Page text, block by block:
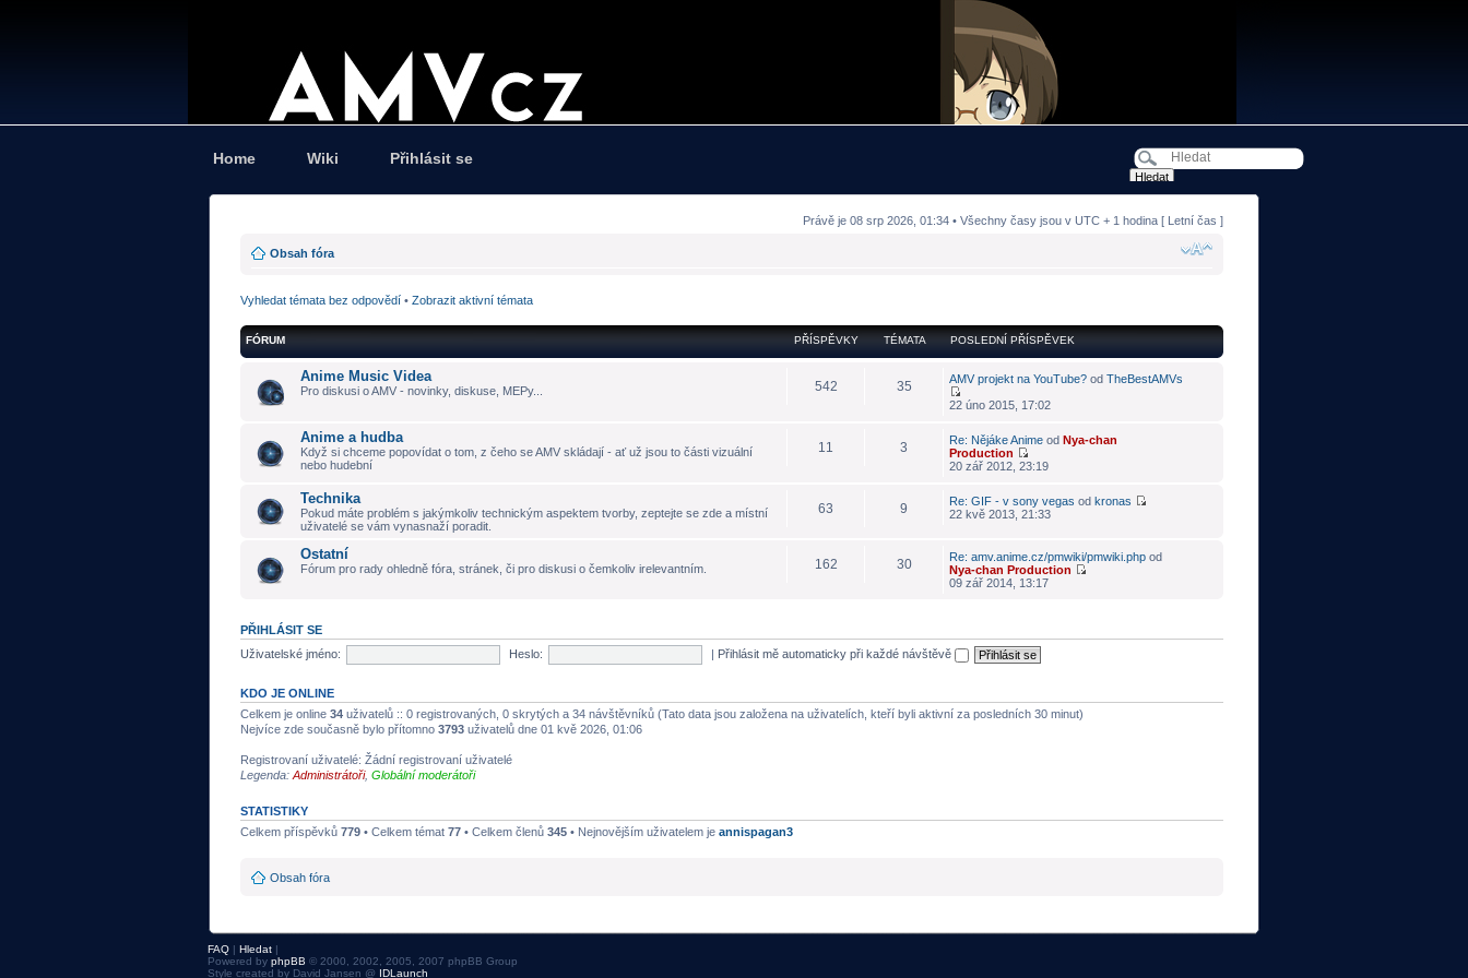
Home Wiki Přihlásit se
Právě je 08 srp 2026, 01:34 • Všechny časy jsou v UTC + 1 hodina [ Letní čas ]
Obsah fóra
Vyhledat témata bez odpovědí • Zobrazit aktivní témata
FÓRUM PŘÍSPĚVKY TÉMATA POSLEDNÍ PŘÍSPĚVEK
Anime Music Videa
Pro diskusi o AMV - novinky, diskuse, MEPy... 542 35 AMV projekt na YouTube?od TheBestAMVs
22 úno 2015, 17:02
Anime a hudba
Když si chceme popovídat o tom, z čeho se AMV skládají - ať už jsou to části vizuální
nebo hudební
11 3 Re: Nějáke Animeod Nya-chan
Production
20 zář 2012, 23:19
Technika
Pokud máte problém s jakýmkoliv technickým aspektem tvorby, zeptejte se zde a místní
uživatelé se vám vynasnaží poradit.
63 9 Re: GIF - v sony vegas od kronas
22 kvě 2013, 21:33
Ostatní
Fórum pro rady ohledně fóra, stránek, či pro diskusi o čemkoliv irelevantním. 162 30 Re: amv.anime.cz/pmwiki/pmwiki.phpod
Nya-chan Production
09 zář 2014, 13:17
PŘIHLÁSIT SE
Uživatelské jméno:
Heslo: | Přihlásit mě automaticky při každé návštěvě
KDO JE ONLINE
Celkem je online 34 uživatelů :: 0 registrovaných, 0 skrytých a 34 návštěvníků (Tato data jsou založena na uživatelích, kteří byli aktivní za posledních 30 minut)
Nejvíce zde současně bylo přítomno 3793 uživatelů dne 01 kvě 2026, 01:06
Registrovaní uživatelé: Žádní registrovaní uživatelé
Legenda: Administrátoři, Globální moderátoři
STATISTIKY
Celkem příspěvků 779 • Celkem témat 77 • Celkem členů 345 • Nejnovějším uživatelem je annispagan3
Obsah fóra
FAQ | Hledat |
Powered by phpBB © 2000, 2002, 2005, 2007 phpBB Group
Style created by David Jansen @ IDLaunch